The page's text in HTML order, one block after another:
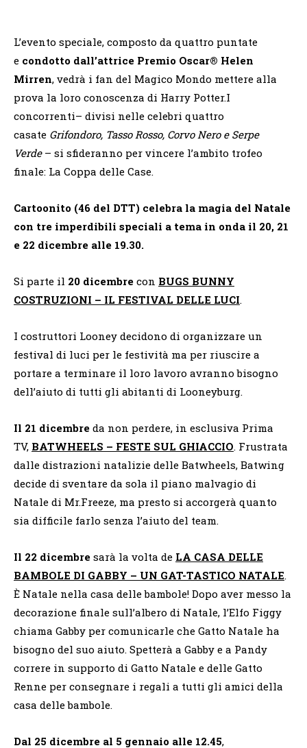
L’evento speciale, composto da quattro puntate
e condotto dall’attrice Premio Oscar® Helen
Mirren, vedrà i fan del Magico Mondo mettere alla
prova la loro conoscenza di Harry Potter.I
concorrenti– divisi nelle celebri quattro
casate Grifondoro, Tasso Rosso, Corvo Nero e Serpe
Verde– si sfideranno per vincere l’ambito trofeo
finale: La Coppa delle Case.
Cartoonito (46 del DTT) celebra la magia del Natale
con tre imperdibili speciali a tema in onda il 20, 21
e 22 dicembre alle 19.30.
Si parte il 20 dicembre con BUGS BUNNY
COSTRUZIONI – IL FESTIVAL DELLE LUCI.
I costruttori Looney decidono di organizzare un
festival di luci per le festività ma per riuscire a
portare a terminare il loro lavoro avranno bisogno
dell’aiuto di tutti gli abitanti di Looneyburg.
Il 21 dicembre da non perdere, in esclusiva Prima
TV, BATWHEELS – FESTE SUL GHIACCIO. Frustrata
dalle distrazioni natalizie delle Batwheels, Batwing
decide di sventare da sola il piano malvagio di
Natale di Mr.Freeze, ma presto si accorgerà quanto
sia difficile farlo senza l’aiuto del team.
Il 22 dicembre sarà la volta de LA CASA DELLE
BAMBOLE DI GABBY – UN GAT-TASTICO NATALE.
È Natale nella casa delle bambole! Dopo aver messo la
decorazione finale sull’albero di Natale, l’Elfo Figgy
chiama Gabby per comunicarle che Gatto Natale ha
bisogno del suo aiuto. Spetterà a Gabby e a Pandy
correre in supporto di Gatto Natale e delle Gatto
Renne per consegnare i regali a tutti gli amici della
casa delle bambole.
Dal 25 dicembre al 5 gennaio alle 12.45,